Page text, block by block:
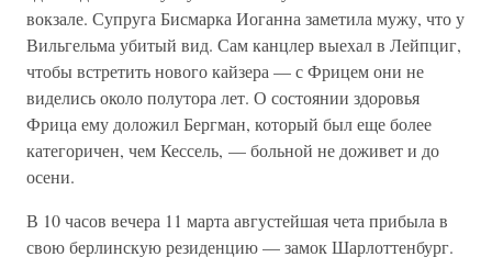
вокзале. Супруга Бисмарка Иоганна заметила мужу, что у
Вильгельма убитый вид. Сам канцлер выехал в Лейпциг,
чтобы встретить нового кайзера — с Фрицем они не
виделись около полутора лет. О состоянии здоровья
Фрица ему доложил Бергман, который был еще более
категоричен, чем Кессель, — больной не доживет и до
осени.
В 10 часов вечера 11 марта августейшая чета прибыла в
свою берлинскую резиденцию — замок Шарлоттенбург.